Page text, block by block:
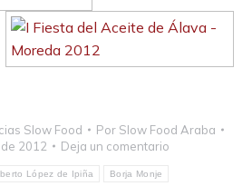
Slow Food Por Slow Food Araba
2012
Deja un comentario
López de Ipiña Borja Monje